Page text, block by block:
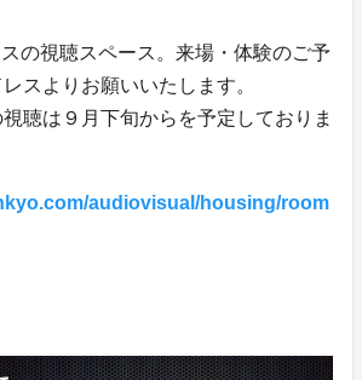
の視聴スペース。来場・体験のご予
スよりお願いいたします。
聴は９月下旬からを予定しておりま
audiovisual/housing/room